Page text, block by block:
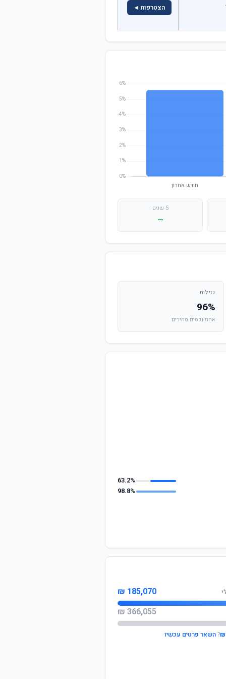
הצטרפות ◄
5 שנים
—
נזילות
96%
אחוז נכסים סחירים
63.2%
98.8%
185,070 ₪
366,055 ₪
?השאר פרטים עכשיו